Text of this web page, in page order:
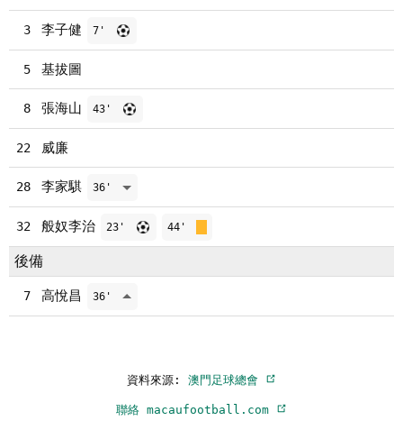
3 李子健 7'
5 基拔圖
8 張海山 43'
22 威廉
28 李家騏 36'
32 般奴李治 23' 44'
後備
7 高悅昌 36'
資料來源: 澳門足球總會
聯絡 macaufootball.com